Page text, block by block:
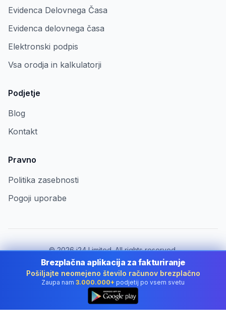
Evidenca Delovnega Časa
Evidenca delovnega časa
Elektronski podpis
Vsa orodja in kalkulatorji
Podjetje
Blog
Kontakt
Pravno
Politika zasebnosti
Pogoji uporabe
©2026i24 Limited. All rights reserved.
Za podjetja v Slovenia
Spremeni državo:
Slovenia
Brezplačna aplikacija za fakturiranje
Pošiljajte neomejeno število računov brezplačno
Zaupa nam 3.000.000+ podjetij po vsem svetu